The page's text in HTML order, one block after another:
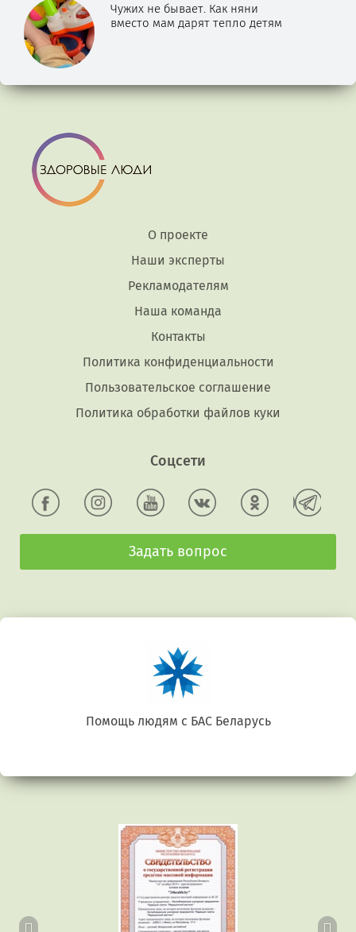
Чужих не бывает. Как няни
вместо мам дарят тепло детям
О проекте
Наши эксперты
Рекламодателям
Наша команда
Контакты
Политика конфиденциальности
Пользовательское соглашение
Политика обработки файлов куки
Соцсети
Задать вопрос
Беларусь. Gluten free
Предыдущий